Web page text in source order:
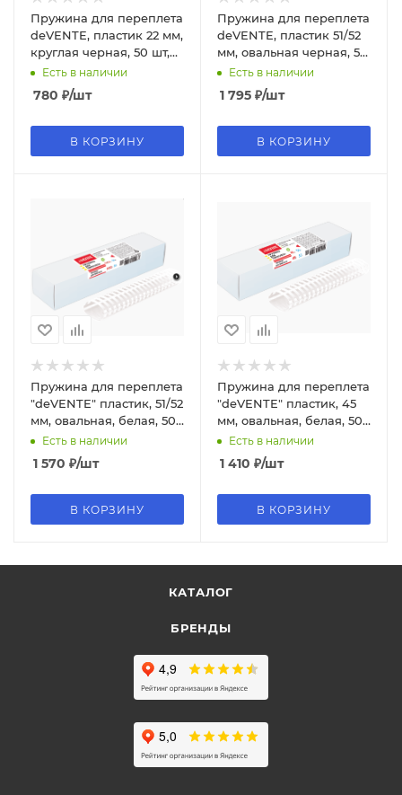
Пружина для переплета
deVENTE, пластик 22 мм,
круглая черная, 50 шт,
4125704
Есть в наличии
780 ₽/шт
В КОРЗИНУ
Пружина для переплета
deVENTE, пластик 51/52
мм, овальная черная, 50
шт, 4125718
Есть в наличии
1 795 ₽/шт
В КОРЗИНУ
Пружина для переплета
"deVENTE" пластик, 51/52
мм, овальная, белая, 50
шт, 4125717
Есть в наличии
1 570 ₽/шт
В КОРЗИНУ
Пружина для переплета
"deVENTE" пластик, 45
мм, овальная, белая, 50
шт, 4125715
Есть в наличии
1 410 ₽/шт
В КОРЗИНУ
КАТАЛОГ
БРЕНДЫ